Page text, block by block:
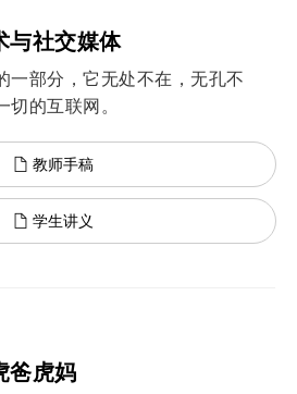
与社交媒体
一部分，它无处不在，无孔不
的互联网。
教师手稿
学生讲义
爸虎妈